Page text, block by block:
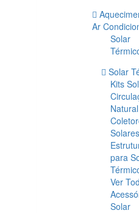
Ar
Solar
Solar
Kits
Natural
Solares
para
Ver
Solar